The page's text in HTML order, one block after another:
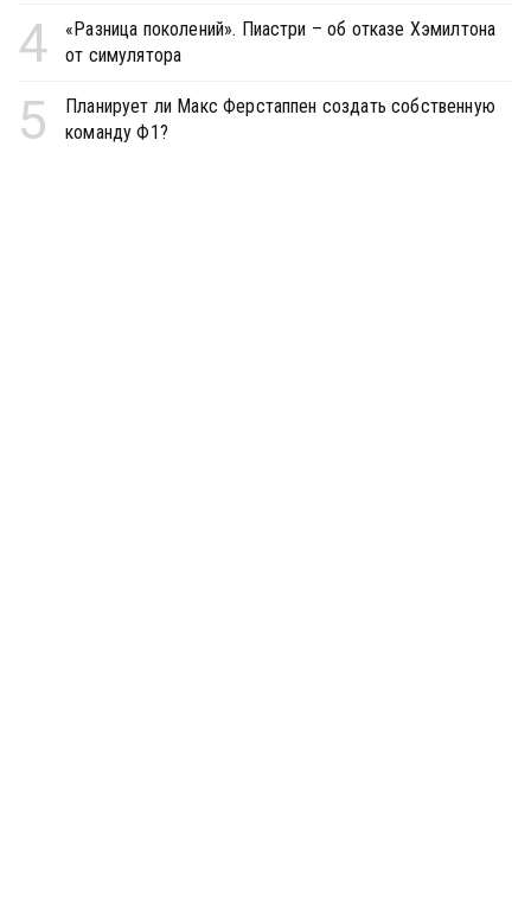
4
«Разница поколений». Пиастри – об отказе Хэмилтона
от симулятора
5
Планирует ли Макс Ферстаппен создать собственную
команду Ф1?